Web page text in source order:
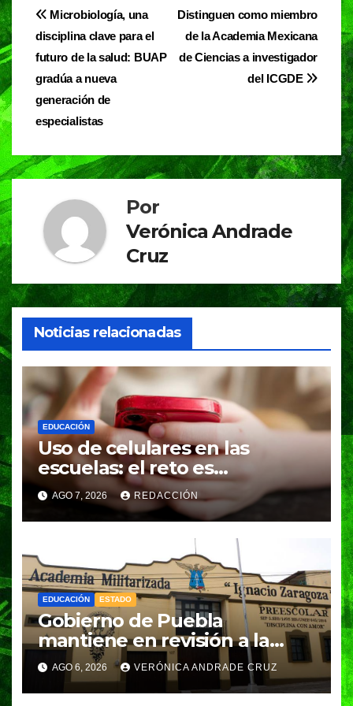
e
b
o
o
k
s
A
p
gr
m
Navegación
de
entradas
Distinguen como miembro
de la Academia Mexicana
de Ciencias a investigador
del ICGDE
Microbiología, una
disciplina clave para el
futuro de la salud: BUAP
gradúa a nueva
generación de
especialistas
Por
Verónica Andrade
Cruz
Noticias relacionadas
EDUCACIÓN
Uso de celulares en las
escuelas: el reto es
regularlos, no prohibirlos por
completo
AGO 7, 2026 REDACCIÓN
EDUCACIÓN ESTADO
Gobierno de Puebla
mantiene en revisión a la
Academia Militarizada para
seguir operando: Armenta
AGO 6, 2026 VERÓNICA ANDRADE CRUZ